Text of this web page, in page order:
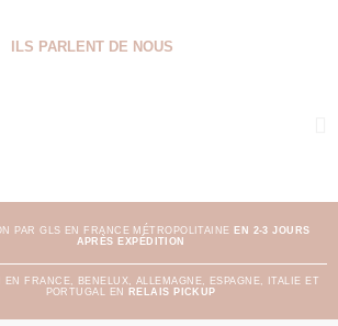
ILS PARLENT DE NOUS
PAR GLS EN FRANCE MÉTROPOLITAINE EN 2-3 JOURS
APRÈS EXPÉDITION
EN FRANCE, BENELUX, ALLEMAGNE, ESPAGNE, ITALIE ET
PORTUGAL EN
RELAIS PICKUP